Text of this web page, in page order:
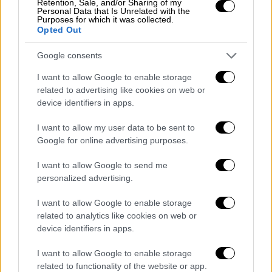
Retention, Sale, and/or Sharing of my
Personal Data that Is Unrelated with the
Purposes for which it was collected.
Opted Out
Google consents
I want to allow Google to enable storage
related to advertising like cookies on web or
device identifiers in apps.
I want to allow my user data to be sent to
Google for online advertising purposes.
I want to allow Google to send me
personalized advertising.
I want to allow Google to enable storage
related to analytics like cookies on web or
device identifiers in apps.
I want to allow Google to enable storage
related to functionality of the website or app.
Μαθητές (POOL / ΑΠΕ-ΜΠΕ / ΓΙΩΡΓΟΣ ΒΙΤΣΑΡΑΣ /
EUROKINISSI)
Το χρονοδιάγραμμα για τα γυμνάσια
Όσον αφορά τα Γυμνάσια, η ολοκλήρωση των
μαθημάτων έχει προγραμματιστεί για την
Παρασκευή 27 Μαΐου. Το Υπουργείο
Παιδείας έχει ορίσει το διάστημα από τις 2
έως τις 15 Ιουνίου 2025 για τη διενέργεια
εξετάσεων.
Στην τελική ευθεία για τις
Πανελλαδικές